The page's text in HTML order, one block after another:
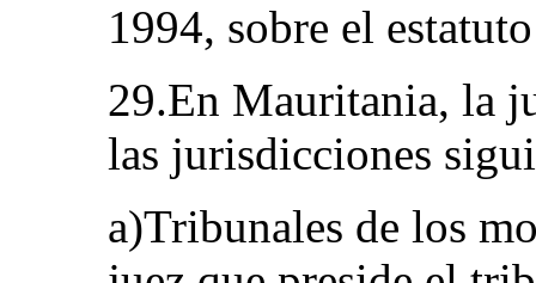
1994, sobre el
29.En Mauritania, la
las jurisdicciones
a)Tribunales de los